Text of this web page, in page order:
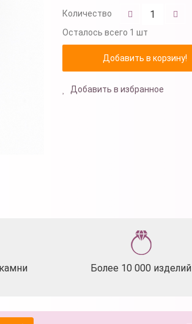
Количество
Осталось всего 1 шт
Добавить в избранное
Более 10 000 изделий